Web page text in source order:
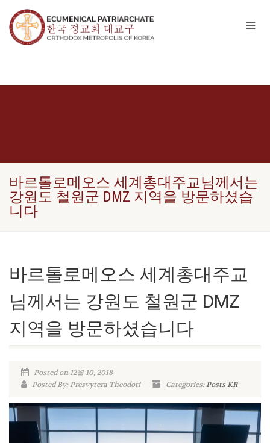
바르톨로메오스 세계총대주교님께서는
강원도 철원군 DMZ 지역을 방문하셨습
니다
바르톨로메오스 세계총대주교
님께서는 강원도 철원군 DMZ
지역을 방문하셨습니다
Posted on 12월 10, 2018
Posted By: Presvytera Theodoti
Categories:Posts KR